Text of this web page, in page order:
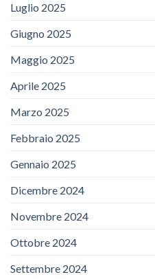
Luglio 2025
Giugno 2025
Maggio 2025
Aprile 2025
Marzo 2025
Febbraio 2025
Gennaio 2025
Dicembre 2024
Novembre 2024
Ottobre 2024
Settembre 2024